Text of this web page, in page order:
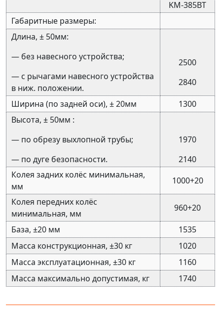
KM-385ВТ
Габаритные размеры:
Длина, ± 50мм:
— без навесного устройства;
— с рычагами навесного устройства
в ниж. положении.
2500
2840
Ширина (по задней оси), ± 20мм
1300
Высота, ± 50мм :
— по обрезу выхлопной трубы;
— по дуге безопасности.
1970
2140
Колея задних колёс минимальная,
мм
1000+20
Колея передних колёс
минимальная, мм
960+20
База, ±20 мм
1535
Масса конструкционная, ±30 кг
1020
Масса эксплуатационная, ±30 кг
1160
Масса максимально допустимая, кг
1740